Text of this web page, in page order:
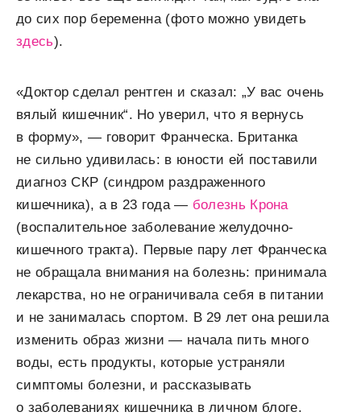
до сих пор беременна (фото можно увидеть
здесь).
«Доктор сделал рентген и сказал: „У вас очень
вялый кишечник“. Но уверил, что я вернусь
в форму», — говорит Франческа. Британка
не сильно удивилась: в юности ей поставили
диагноз СКР (синдром раздраженного
кишечника), а в 23 года — болезнь Крона
(воспалительное заболевание желудочно-
кишечного тракта). Первые пару лет Франческа
не обращала внимания на болезнь: принимала
лекарства, но не ограничивала себя в питании
и не занималась спортом. В 29 лет она решила
изменить образ жизни — начала пить много
воды, есть продукты, которые устраняли
симптомы болезни, и рассказывать
о заболеваниях кишечника в личном блоге.